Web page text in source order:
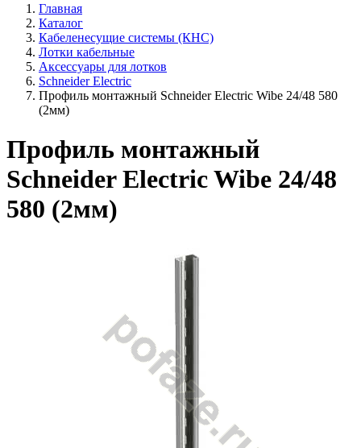
Главная
Каталог
Кабеленесущие системы (КНС)
Лотки кабельные
Аксессуары для лотков
Schneider Electric
Профиль монтажный Schneider Electric Wibe 24/48 580
(2мм)
Профиль монтажный
Schneider Electric Wibe 24/48
580 (2мм)